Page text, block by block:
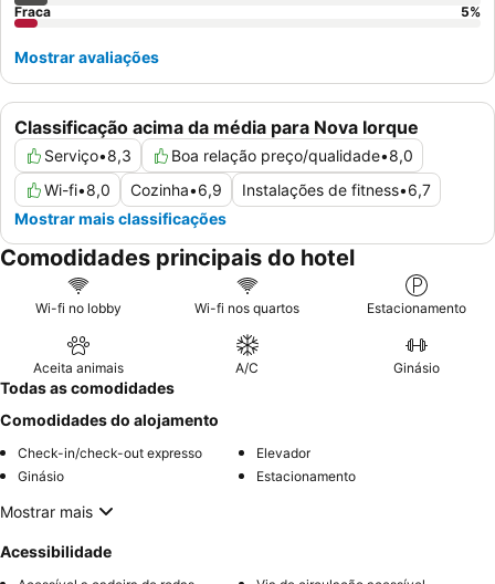
Classificação acima da média para Nova Iorque
Serviço•8,3 Boa relação preço/qualidade•8,0
Wi-fi•8,0 Cozinha•6,9 Instalações de fitness•6,7
Mostrar mais classificações
Fraca
5%
Mostrar avaliações
Comodidades principais do hotel
Wi-fi no lobby Wi-fi nos quartos Estacionamento
Aceita animais A/C Ginásio
Todas as comodidades
Comodidades do alojamento
Check-in/check-out expresso
Elevador
Ginásio
Estacionamento
Mostrar mais
Acessibilidade